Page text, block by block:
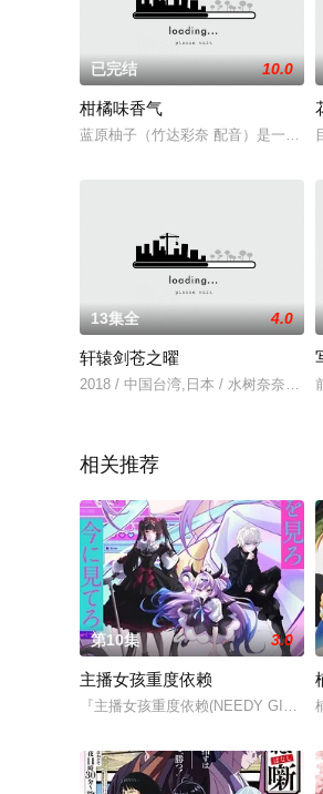
已完结 10.0
柑橘味香气
蓝原柚子（竹达彩奈 配音）是一名高
13集全 4.0
轩辕剑苍之曜
2018 / 中国台湾,日本 / 水树奈奈,钉
相关推荐
第10集 3.0
主播女孩重度依赖
『主播女孩重度依赖(NEEDY GIRL